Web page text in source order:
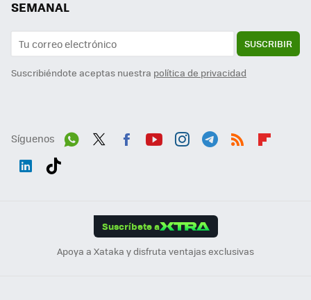
SEMANAL
SUSCRIBIR
Suscribiéndote aceptas nuestra política de privacidad
Síguenos
Suscríbete a
Apoya a Xataka y disfruta ventajas exclusivas